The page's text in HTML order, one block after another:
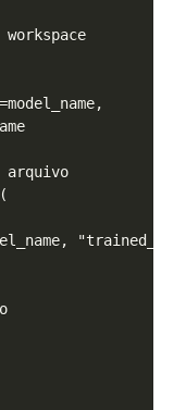
workspace
arquivo